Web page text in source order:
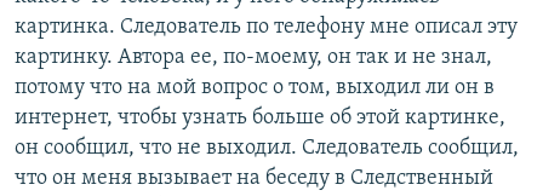
картинка. Следователь по телефону мне описал эту
картинку. Автора ее, по-моему, он так и не знал,
потому что на мой вопрос о том, выходил ли он в
интернет, чтобы узнать больше об этой картинке,
он сообщил, что не выходил. Следователь сообщил,
что он меня вызывает на беседу в Следственный